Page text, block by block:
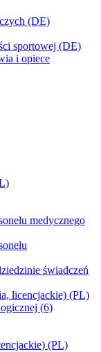
(DE)
sportowej (DE)
i opiece
medycznego
świadczeń
licencjackie) (PL)
(6)
(PL)